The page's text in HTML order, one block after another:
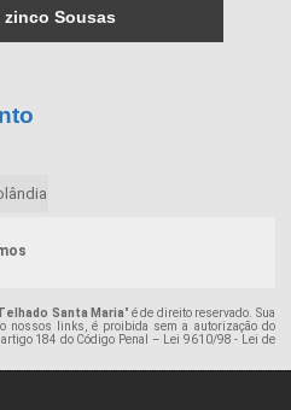
Sousas
Santa Maria" é de direito reservado. Sua
nossos links, é proibida sem a autorização do
184 do Código Penal –
Lei 9610/98 - Lei de